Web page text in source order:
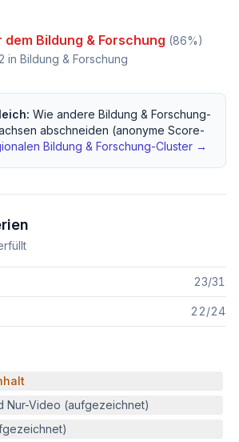
Bildung & Forschung (86%)
in Bildung & Forschung
Wie andere Bildung & Forschung-
abschneiden (anonyme Score-
Bildung & Forschung-Cluster →
23/31
22/24
Nur-Video (aufgezeichnet)